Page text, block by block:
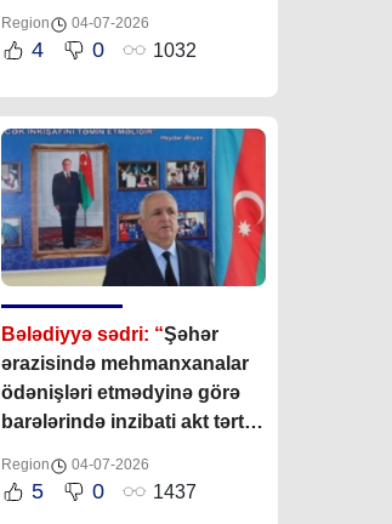
edirlər”
Region 04-07-2026
4 0 1032
Bələdiyyə sədri: “Şəhər
ərazisində mehmanxanalar
ödənişləri etmədyinə görə
barələrində inzibati akt tərtib
Region 04-07-2026
5 0 1437